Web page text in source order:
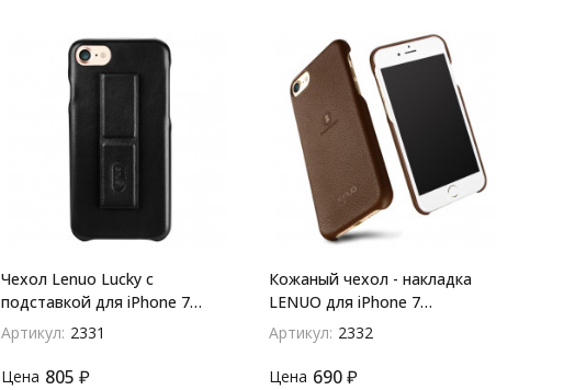
Чехол Lenuo Lucky с
подставкой для iPhone 7
(Черный)
Артикул: 2331
Цена 805 ₽
Кожаный чехол - накладка
LENUO для iPhone 7
(Коричневый)
Артикул: 2332
Цена 690 ₽